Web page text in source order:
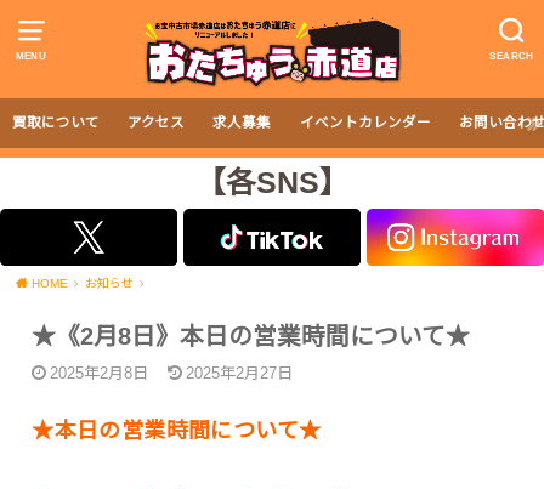
MENU SEARCH
買取について アクセス 求人募集 イベントカレンダー お問い合わ
【各SNS】
HOME お知らせ
★《2月8日》本日の営業時間について★
2025年2月8日 2025年2月27日
★本日の営業時間について★